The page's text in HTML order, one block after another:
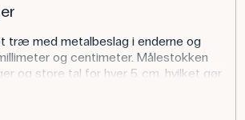
træ med metalbeslag i enderne og
og centimeter. Målestokken
og store tal for hver 5. cm, hvilket gør
eller til opmåling på afstand.